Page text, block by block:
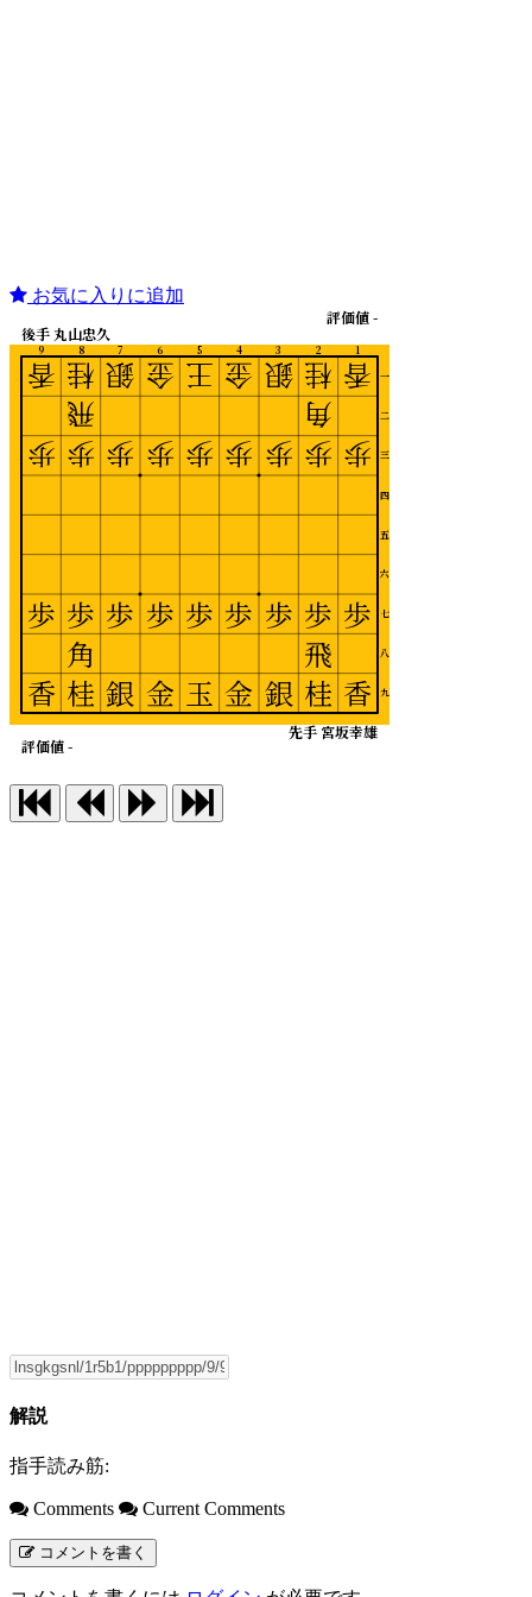
お気に入りに追加
1
2
3
4
5
6
7
8
9
一
二
三
四
五
六
七
八
九
先手 宮坂幸雄
後手 丸山忠久
評価値 -
評価値 -
香
歩
歩
香
桂
角
歩
歩
飛
桂
銀
歩
歩
銀
金
歩
歩
金
王
歩
歩
玉
金
歩
歩
金
銀
歩
歩
銀
桂
飛
歩
歩
角
桂
香
歩
歩
香
解説
指手読み筋:
Comments Current Comments
コメントを書く